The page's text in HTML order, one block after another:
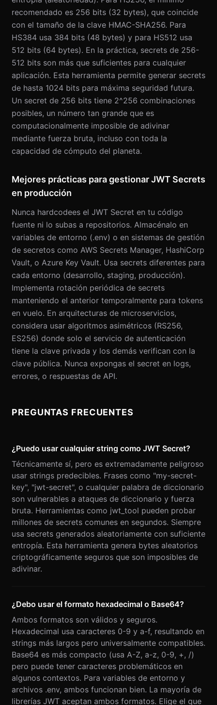
recomendado es 256 bits (32 bytes), que coincide
con el tamaño de la clave HMAC-SHA256. Para
HS384 usa 384 bits (48 bytes) y para HS512 usa
512 bits (64 bytes). En la práctica, secrets de 256-
512 bits son más que suficientes para cualquier
aplicación. Esta herramienta permite generar secrets
de hasta 1024 bits para máxima seguridad futura.
Un secret de 256 bits tiene 2^256 combinaciones
posibles, un número tan grande que es
computacionalmente imposible de adivinar
mediante fuerza bruta, incluso con toda la
capacidad de cómputo del planeta.
Mejores prácticas para gestionar JWT Secrets
en producción
Nunca hardcodees el JWT Secret en tu código
fuente ni lo subas a repositorios. Almacénalo en
variables de entorno (.env) o en sistemas de gestión
de secretos como AWS Secrets Manager, HashiCorp
Vault, o Azure Key Vault. Usa secrets diferentes para
cada entorno (desarrollo, staging, producción).
Implementa rotación periódica de secrets
manteniendo el anterior temporalmente para tokens
en vuelo. En arquitecturas de microservicios,
considera usar algoritmos asimétricos (RS256,
ES256) donde solo el servicio de autenticación
tiene la clave privada y los demás verifican con la
clave pública. Nunca expongas el secret en logs,
errores, o respuestas de API.
PREGUNTAS FRECUENTES
¿Puedo usar cualquier string como JWT Secret?
Técnicamente sí, pero es extremadamente peligroso
usar strings predecibles. Frases como "my-secret-
key", "jwt-secret", o cualquier palabra de diccionario
son vulnerables a ataques de diccionario y fuerza
bruta. Herramientas como jwt_tool pueden probar
millones de secrets comunes en segundos. Siempre
usa secrets generados aleatoriamente con suficiente
entropía. Esta herramienta genera bytes aleatorios
criptográficamente seguros que son imposibles de
adivinar.
¿Debo usar el formato hexadecimal o Base64?
Ambos formatos son válidos y seguros.
Hexadecimal usa caracteres 0-9 y a-f, resultando en
strings más largos pero universalmente compatibles.
Base64 es más compacto (usa A-Z, a-z, 0-9, +, /)
pero puede tener caracteres problemáticos en
algunos contextos. Para variables de entorno y
archivos .env, ambos funcionan bien. La mayoría de
librerías JWT aceptan ambos formatos. Elige el que